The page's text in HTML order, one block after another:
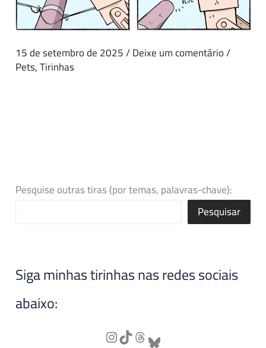
15 de setembro de 2025/Deixe um comentário/
Pets,Tirinhas
Pesquise outras tiras (por temas, palavras-chave):
Pesquisar
Siga minhas tirinhas nas redes sociais
abaixo: